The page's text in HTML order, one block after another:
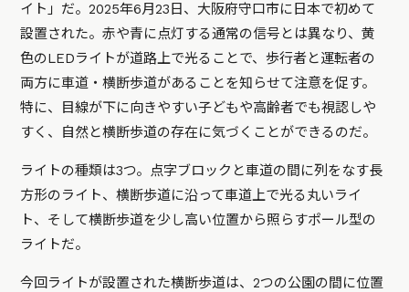
イト」だ。2025年6月23日、大阪府守口市に日本で初めて
設置された。赤や青に点灯する通常の信号とは異なり、黄
色のLEDライトが道路上で光ることで、歩行者と運転者の
両方に車道・横断歩道があることを知らせて注意を促す。
特に、目線が下に向きやすい子どもや高齢者でも視認しや
すく、自然と横断歩道の存在に気づくことができるのだ。
ライトの種類は3つ。点字ブロックと車道の間に列をなす長
方形のライト、横断歩道に沿って車道上で光る丸いライ
ト、そして横断歩道を少し高い位置から照らすポール型の
ライトだ。
今回ライトが設置された横断歩道は、2つの公園の間に位置